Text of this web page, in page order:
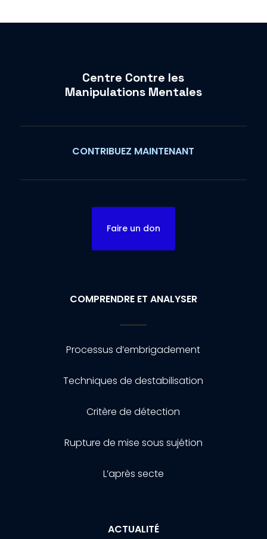
Centre Contre les
Manipulations Mentales
CONTRIBUEZ MAINTENANT
Faire un don
COMPRENDRE ET ANALYSER
Processus d’embrigadement
Techniques de destabilisation
Critère de détection
Rupture de mise sous sujétion
L’après secte
ACTUALITÉ